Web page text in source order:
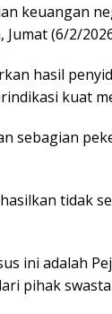
keuangan
(6/2/
hasil
kuat
sebagian
tidak
ini adalah
pihak